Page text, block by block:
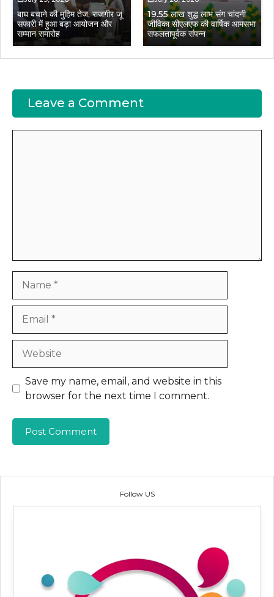
बाघ बचाने की मुहिम तेज, राजगीर जू
सफारी में हुआ बड़ा आयोजन और
सम्मान समारोह
19.55 लाख शुद्ध लाभ संग चांदनी
जीविका सीएलएफ की वार्षिक आमसभा
सफलतापूर्वक संपन्न
Leave a Comment
Save my name, email, and website in this
browser for the next time I comment.
Follow US